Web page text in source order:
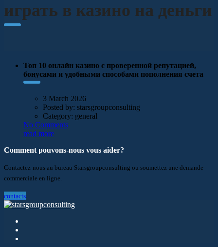
играть в казино на деньги
Топ 10 онлайн казино с проверенной репутацией,
бонусами и удобными способами пополнения счета
3 March 2026
Posted by: starsgroupconsulting
Category: general
No Comments
read more
Comment pouvons-nous vous aider?
Contactez-nous au bureau Starsgroupconsulting ou soumettez une demande
commerciale en ligne.
contacts